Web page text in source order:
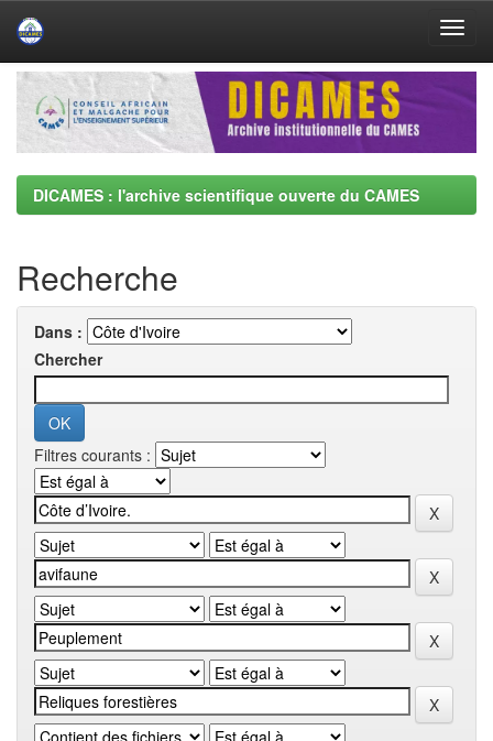
Skip
navigation
DICAMES : l'archive scientifique ouverte du CAMES
Recherche
Dans :
Chercher
Filtres courants :